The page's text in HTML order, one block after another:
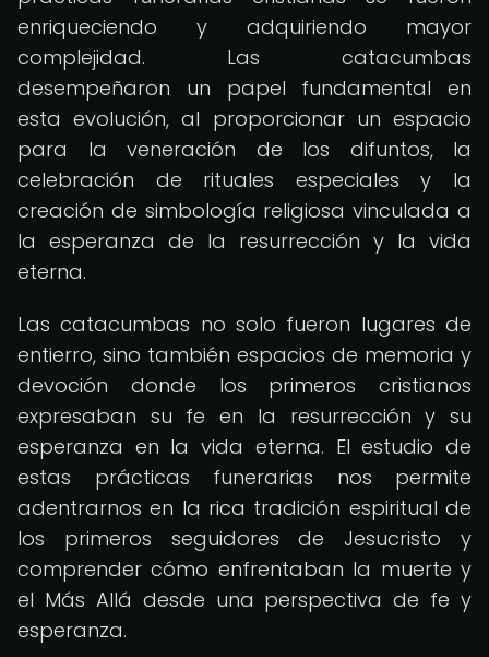
enriqueciendo y adquiriendo mayor
complejidad. Las catacumbas
desempeñaron un papel fundamental en
esta evolución, al proporcionar un espacio
para la veneración de los difuntos, la
celebración de rituales especiales y la
creación de simbología religiosa vinculada a
la esperanza de la resurrección y la vida
eterna.
Las catacumbas no solo fueron lugares de
entierro, sino también espacios de memoria y
devoción donde los primeros cristianos
expresaban su fe en la resurrección y su
esperanza en la vida eterna. El estudio de
estas prácticas funerarias nos permite
adentrarnos en la rica tradición espiritual de
los primeros seguidores de Jesucristo y
comprender cómo enfrentaban la muerte y
el Más Allá desde una perspectiva de fe y
esperanza.